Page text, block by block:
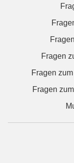
Fragen
Fragen
Fragen